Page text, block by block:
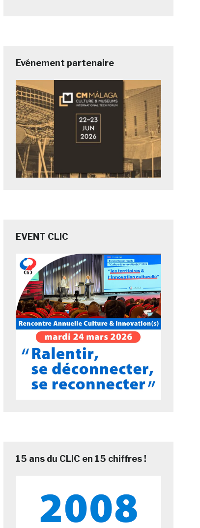
Evénement partenaire
EVENT CLIC
15 ans du CLIC en 15 chiffres !